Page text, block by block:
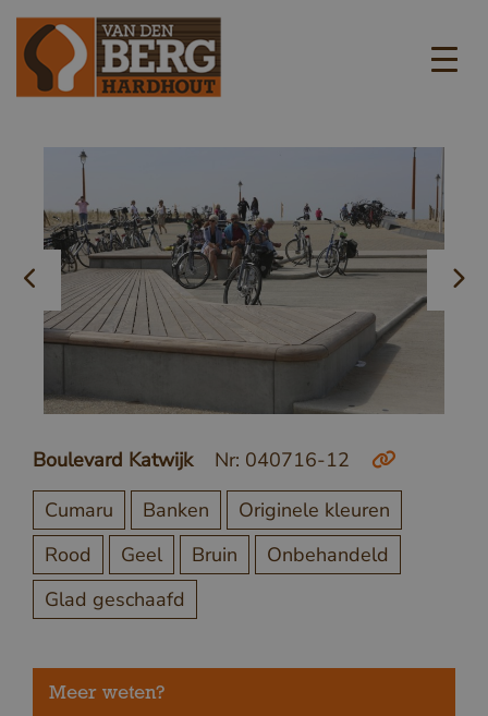
Boulevard Katwijk
Nr: 040716-12
Cumaru
Banken
Originele kleuren
Rood
Geel Bruin
Onbehandeld
Glad geschaafd
Meer weten?